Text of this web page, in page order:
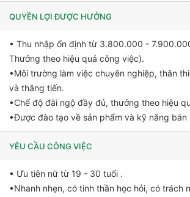
QUYỀN LỢI ĐƯỢC HƯỞNG
• Thu nhập ổn định từ 3.800.000 -
Thưởng theo hiệu quả công việc).
•Môi trường làm việc chuyên nghiệp, thân
và thăng tiến.
•Chế độ đãi ngộ đầy đủ, thưởng theo hiệu
•Được đào tạo về sản phẩm và kỹ năng bán
YÊU CẦU CÔNG VIỆC
• Ưu tiên nữ từ 19 - 30 tuổi .
•Nhanh nhẹn, có tinh thần học hỏi, có trách